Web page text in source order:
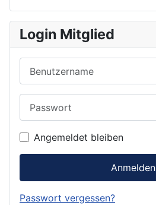
Login Mitglied
Angemeldet bleiben
Anmelden
Passwort vergessen?